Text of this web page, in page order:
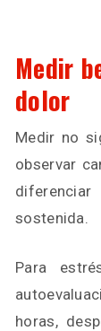
Medir
dolor
Medir no
observar
sostenida.
Para
horas,